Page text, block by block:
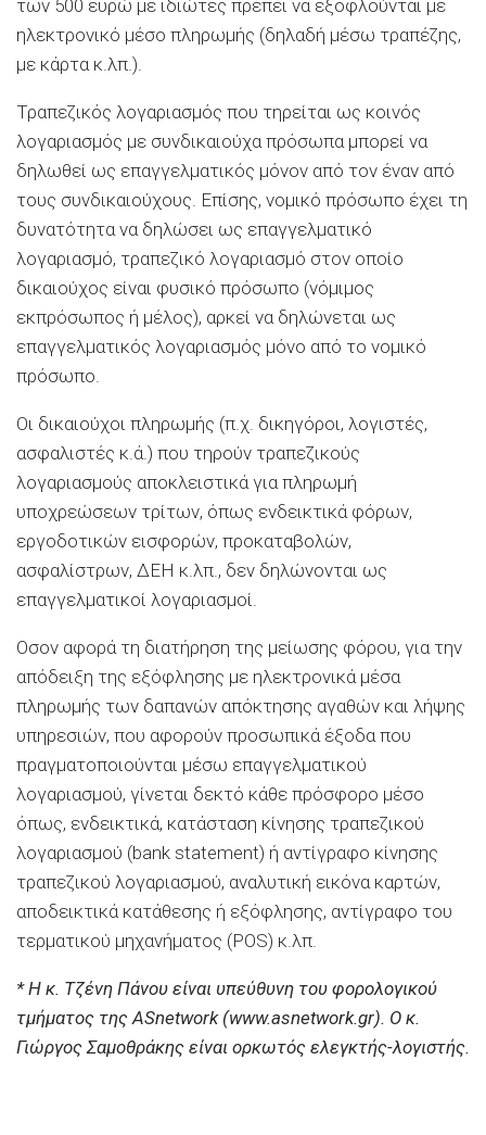
των 500 ευρώ με ιδιώτες πρέπει να εξοφλούνται με
ηλεκτρονικό μέσο πληρωμής (δηλαδή μέσω τραπέζης,
με κάρτα κ.λπ.).
Τραπεζικός λογαριασμός που τηρείται ως κοινός
λογαριασμός με συνδικαιούχα πρόσωπα μπορεί να
δηλωθεί ως επαγγελματικός μόνον από τον έναν από
τους συνδικαιούχους. Επίσης, νομικό πρόσωπο έχει τη
δυνατότητα να δηλώσει ως επαγγελματικό
λογαριασμό, τραπεζικό λογαριασμό στον οποίο
δικαιούχος είναι φυσικό πρόσωπο (νόμιμος
εκπρόσωπος ή μέλος), αρκεί να δηλώνεται ως
επαγγελματικός λογαριασμός μόνο από το νομικό
πρόσωπο.
Οι δικαιούχοι πληρωμής (π.χ. δικηγόροι, λογιστές,
ασφαλιστές κ.ά.) που τηρούν τραπεζικούς
λογαριασμούς αποκλειστικά για πληρωμή
υποχρεώσεων τρίτων, όπως ενδεικτικά φόρων,
εργοδοτικών εισφορών, προκαταβολών,
ασφαλίστρων, ΔΕΗ κ.λπ., δεν δηλώνονται ως
επαγγελματικοί λογαριασμοί.
Οσον αφορά τη διατήρηση της μείωσης φόρου, για την
απόδειξη της εξόφλησης με ηλεκτρονικά μέσα
πληρωμής των δαπανών απόκτησης αγαθών και λήψης
υπηρεσιών, που αφορούν προσωπικά έξοδα που
πραγματοποιούνται μέσω επαγγελματικού
λογαριασμού, γίνεται δεκτό κάθε πρόσφορο μέσο
όπως, ενδεικτικά, κατάσταση κίνησης τραπεζικού
λογαριασμού (bank statement) ή αντίγραφο κίνησης
τραπεζικού λογαριασμού, αναλυτική εικόνα καρτών,
αποδεικτικά κατάθεσης ή εξόφλησης, αντίγραφο του
τερματικού μηχανήματος (POS) κ.λπ.
* Η κ. Τζένη Πάνου είναι υπεύθυνη του φορολογικού
τμήματος της ASnetwork (www.asnetwork.gr). Ο κ.
Γιώργος Σαμοθράκης είναι ορκωτός ελεγκτής-λογιστής.